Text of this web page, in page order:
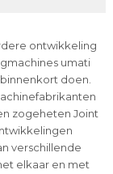
ontwikkeling
umati
doen.
zogeheten Joint
verschillende
elkaar en met